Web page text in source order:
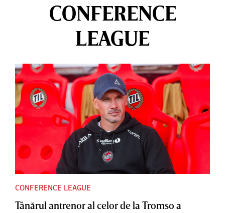
CONFERENCE
LEAGUE
CONFERENCE LEAGUE
Tânărul antrenor al celor de la Tromso a